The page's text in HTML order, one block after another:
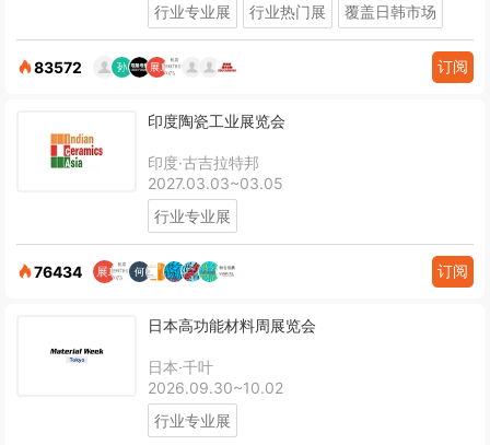
行业专业展
行业热门展 覆盖日韩市场
83572 订阅
印度陶瓷工业展览会
印度·古吉拉特邦
2027.03.03~03.05
行业专业展
76434 订阅
日本高功能材料周展览会
日本·千叶
2026.09.30~10.02
行业专业展